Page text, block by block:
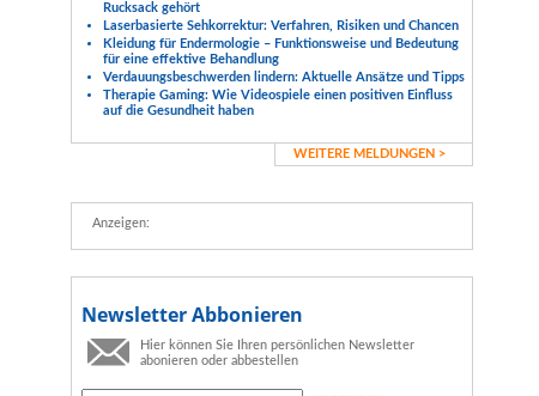
Rucksack gehört
Laserbasierte Sehkorrektur: Verfahren, Risiken und Chancen
Kleidung für Endermologie – Funktionsweise und Bedeutung
für eine effektive Behandlung
Verdauungsbeschwerden lindern: Aktuelle Ansätze und Tipps
Therapie Gaming: Wie Videospiele einen positiven Einfluss
auf die Gesundheit haben
WEITERE MELDUNGEN >
Anzeigen:
Newsletter Abbonieren
Hier können Sie Ihren persönlichen Newsletter
abonieren oder abbestellen